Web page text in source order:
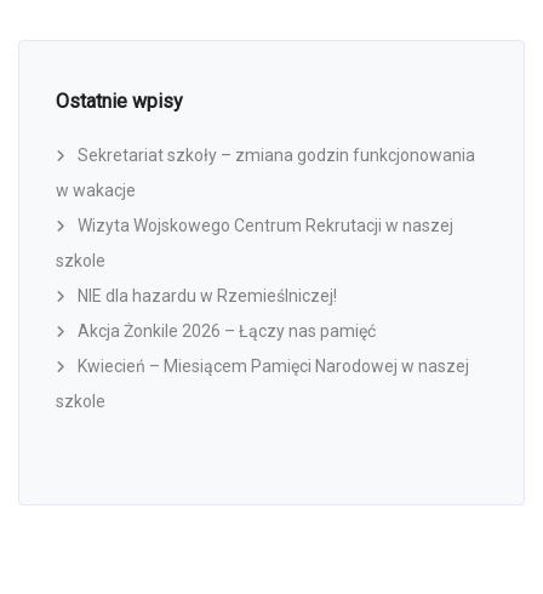
Ostatnie wpisy
Sekretariat szkoły – zmiana godzin funkcjonowania
w wakacje
Wizyta Wojskowego Centrum Rekrutacji w naszej
szkole
NIE dla hazardu w Rzemieślniczej!
Akcja Żonkile 2026 – Łączy nas pamięć
Kwiecień – Miesiącem Pamięci Narodowej w naszej
szkole